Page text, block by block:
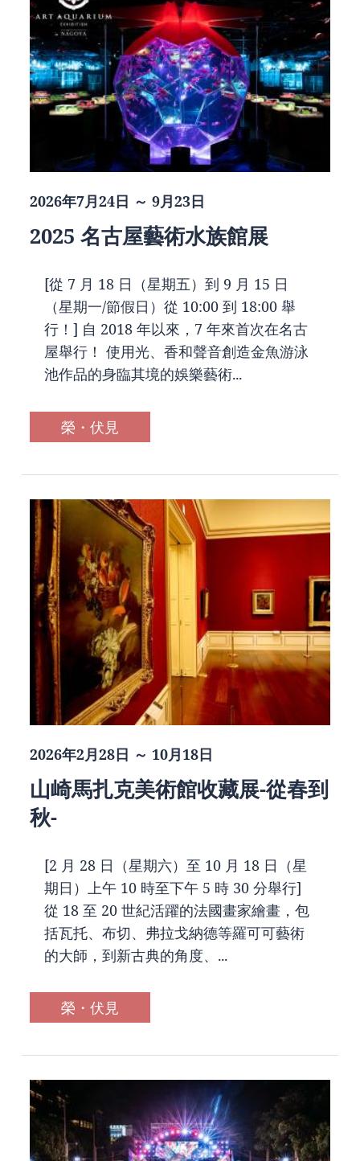
2026年7月24日 ～ 9月23日
2025 名古屋藝術水族館展
[從 7 月 18 日（星期五）到 9 月 15 日
（星期一/節假日）從 10:00 到 18:00 舉
行！] 自 2018 年以來，7 年來首次在名古
屋舉行！ 使用光、香和聲音創造金魚游泳
池作品的身臨其境的娛樂藝術...
榮・伏見
2026年2月28日 ～ 10月18日
山崎馬扎克美術館收藏展-從春到
秋-
[2 月 28 日（星期六）至 10 月 18 日（星
期日）上午 10 時至下午 5 時 30 分舉行]
從 18 至 20 世紀活躍的法國畫家繪畫，包
括瓦托、布切、弗拉戈納德等羅可可藝術
的大師，到新古典的角度、...
榮・伏見